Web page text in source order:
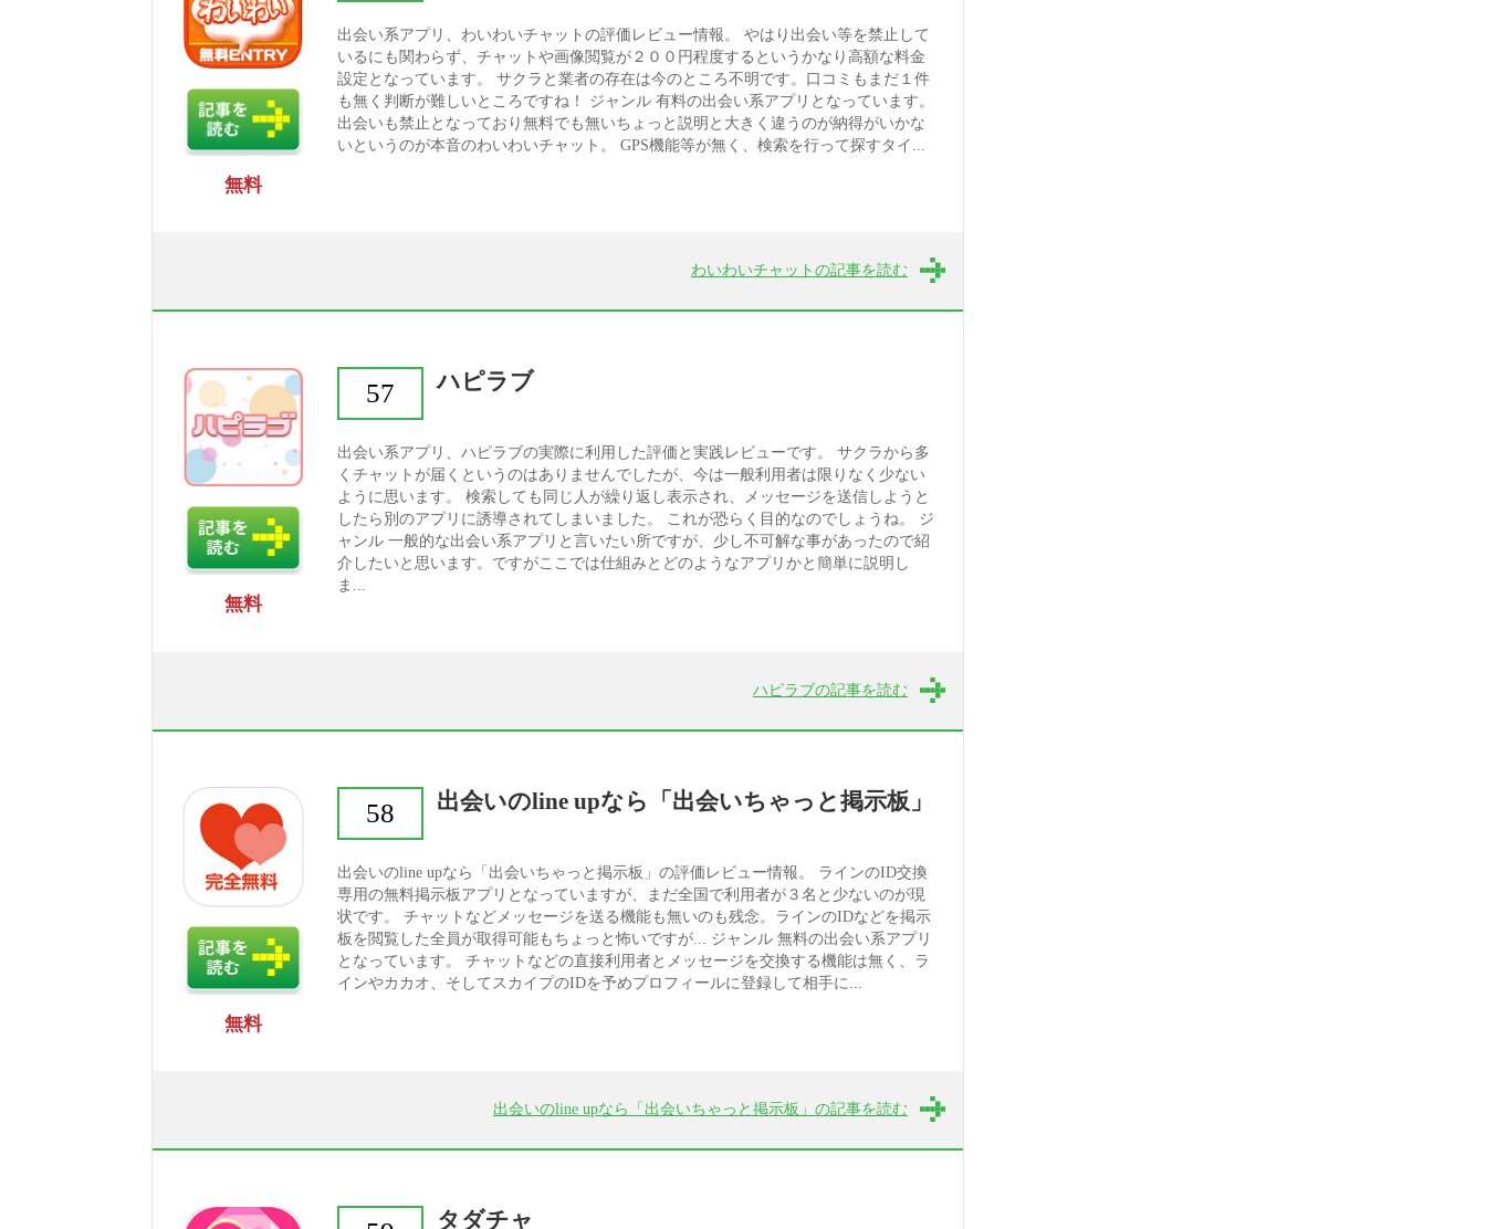
出会い系アプリ、わいわいチャットの評価レビュー情報。 やはり出会い等を禁止して
いるにも関わらず、チャットや画像閲覧が２００円程度するというかなり高額な料金
設定となっています。 サクラと業者の存在は今のところ不明です。口コミもまだ１件
も無く判断が難しいところですね！ ジャンル 有料の出会い系アプリとなっています。
出会いも禁止となっており無料でも無いちょっと説明と大きく違うのが納得がいかな
いというのが本音のわいわいチャット。 GPS機能等が無く、検索を行って探すタイ...
無料
わいわいチャットの記事を読む
ハピラブ
57
出会い系アプリ、ハピラブの実際に利用した評価と実践レビューです。 サクラから多
くチャットが届くというのはありませんでしたが、今は一般利用者は限りなく少ない
ように思います。 検索しても同じ人が繰り返し表示され、メッセージを送信しようと
したら別のアプリに誘導されてしまいました。 これが恐らく目的なのでしょうね。 ジ
ャンル 一般的な出会い系アプリと言いたい所ですが、少し不可解な事があったので紹
介したいと思います。ですがここでは仕組みとどのようなアプリかと簡単に説明し
ま...
無料
ハピラブの記事を読む
出会いのline upなら「出会いちゃっと掲示板」
58
出会いのline upなら「出会いちゃっと掲示板」の評価レビュー情報。 ラインのID交換
専用の無料掲示板アプリとなっていますが、まだ全国で利用者が３名と少ないのが現
状です。 チャットなどメッセージを送る機能も無いのも残念。ラインのIDなどを掲示
板を閲覧した全員が取得可能もちょっと怖いですが... ジャンル 無料の出会い系アプリ
となっています。 チャットなどの直接利用者とメッセージを交換する機能は無く、ラ
インやカカオ、そしてスカイプのIDを予めプロフィールに登録して相手に...
無料
出会いのline upなら「出会いちゃっと掲示板」の記事を読む
タダチャ